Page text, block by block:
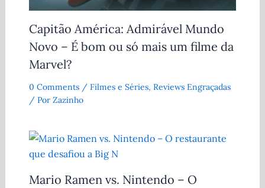
Capitão América: Admirável Mundo
Novo – É bom ou só mais um filme da
Marvel?
0 Comments / Filmes e Séries, Reviews Engraçadas
/ Por Zazinho
Mario Ramen vs. Nintendo – O